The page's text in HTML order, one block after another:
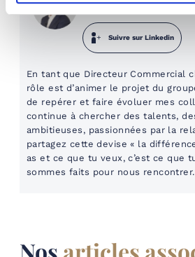
Directeur Commercial
Suivre sur Linkedin
En tant que Directeur Commercial
rôle est d’animer le projet du
de repérer et faire évoluer mes
continue à chercher des talents,
ambitieuses, passionnées par la
partagez cette devise « la
as et ce que tu veux, c’est ce que
sommes faits pour nous rencontrer.
Nos articles